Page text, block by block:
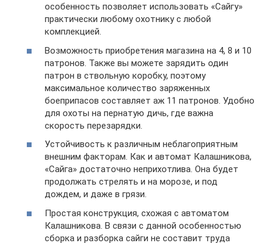
особенность позволяет использовать «Сайгу»
практически любому охотнику с любой
комплекцией.
Возможность приобретения магазина на 4, 8 и 10
патронов. Также вы можете зарядить один
патрон в ствольную коробку, поэтому
максимальное количество заряженных
боеприпасов составляет аж 11 патронов. Удобно
для охоты на пернатую дичь, где важна
скорость перезарядки.
Устойчивость к различным неблагоприятным
внешним факторам. Как и автомат Калашникова,
«Сайга» достаточно неприхотлива. Она будет
продолжать стрелять и на морозе, и под
дождем, и даже в грязи.
Простая конструкция, схожая с автоматом
Калашникова. В связи с данной особенностью
сборка и разборка сайги не составит труда